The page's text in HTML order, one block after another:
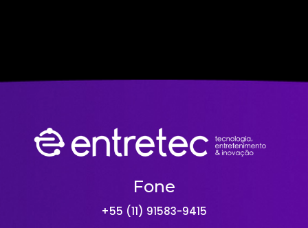
Fone
+55 (11) 91583-9415